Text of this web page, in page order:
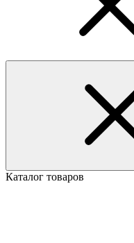
Каталог товаров